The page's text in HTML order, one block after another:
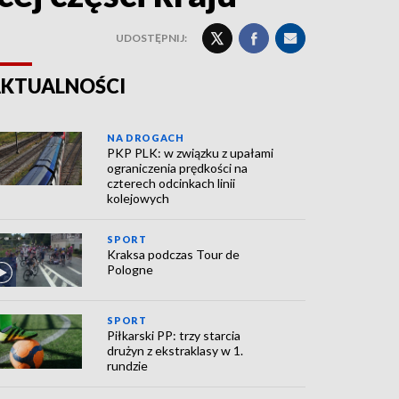
UDOSTĘPNIJ:
NA DROGACH
PKP PLK: w związku z upałami
ograniczenia prędkości na
czterech odcinkach linii
kolejowych
SPORT
Kraksa podczas Tour de
Pologne
SPORT
Piłkarski PP: trzy starcia
drużyn z ekstraklasy w 1.
rundzie